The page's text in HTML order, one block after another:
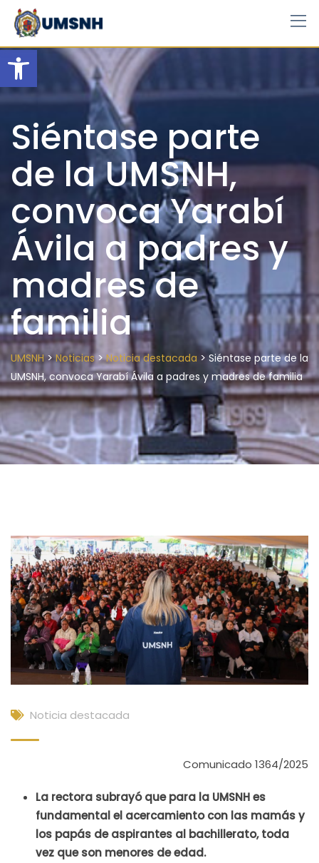
Open toolbar
Skip
content
Siéntase parte
de la UMSNH,
convoca Yarabí
Ávila a padres y
madres de
familia
UMSNH>Noticias>Noticia destacada > Siéntase parte de la
UMSNH, convoca Yarabí Ávila a padres y madres de familia
Noticia destacada
Comunicado 1364/2025
La rectora subrayó que para la UMSNH es
fundamental el acercamiento con las mamás y
los papás de aspirantes al bachillerato, toda
vez que son menores de edad.